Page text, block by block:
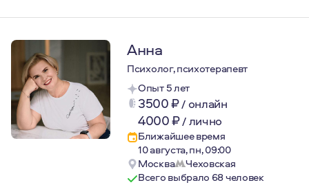
Анна
Психолог, психотерапевт
Опыт 5 лет
3500₽/ онлайн
4000₽/лично
Ближайшее время
10 августа, пн, 09:00
Москва
Чеховская
Всего выбрало 68 человек